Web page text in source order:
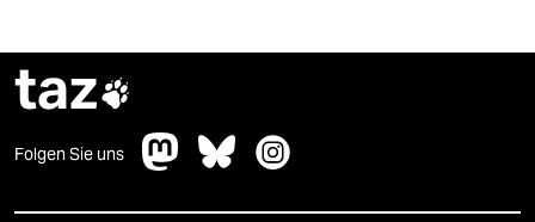
taz
Folgen Sie uns